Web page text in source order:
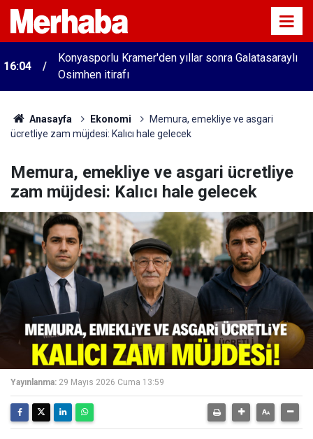
16:04
Konyasporlu Kramer'den yıllar sonra Galatasaraylı
Osimhen itirafı
Anasayfa Ekonomi
Memura, emekliye ve asgari
ücretliye zam müjdesi: Kalıcı hale gelecek
Memura, emekliye ve asgari ücretliye
zam müjdesi: Kalıcı hale gelecek
Yayınlanma: 29 Mayıs 2026 Cuma 13:59